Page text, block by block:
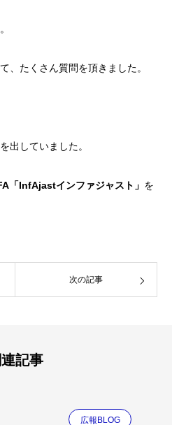
、たくさん質問を頂きました。
出していました。
「InfAjastインファジャスト」 を
次の記事
連記事
広報BLOG